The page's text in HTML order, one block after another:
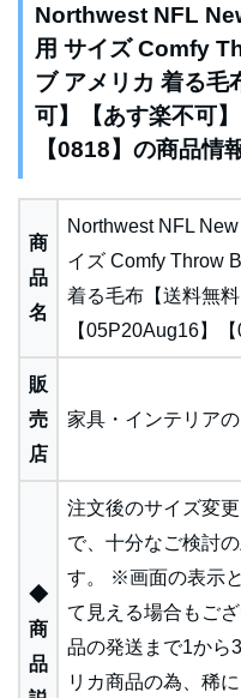
Northwest NFL
用 サイズ Comfy
ブ アメリカ 着る毛
可】【あす楽不可
【0818】の商品情
商
品
名
Northwest NFL
イズ Comfy Throw
着る毛布【送料無
【05P20Aug16】【
販
売
店
家具・インテリア
◆
商
品
注文後のサイズ変
で、十分なご検討
す。 ※画面の表示
て見える場合もご
品の発送まで1から
リカ商品の為、稀